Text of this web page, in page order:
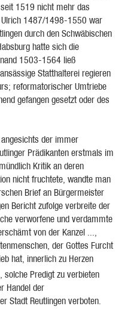
1519 nicht mehr das
Ulrich 1487/1498-1550 war
durch den Schwäbischen
hatte sich die
1503-1564 ließ
Statthalterei regieren
reformatorischer Umtriebe
gefangen gesetzt oder des
der immer
Prädikanten erstmals im
Kritik an deren
nicht fruchtete, wandte man
Brief an Bürgermeister
Bericht zufolge verbreite der
verworfene und verdammte
von der Kanzel ...,
der Gottes Furcht
hat, innerlich zu Herzen
Predigt zu verbieten
Handel der
Stadt Reutlingen verboten.